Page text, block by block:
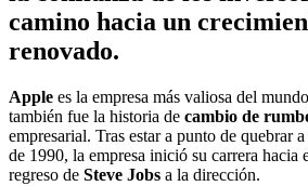
camino hacia un
renovado.
Apple es la empresa más valiosa del
también fue la historia de cambio de
empresarial. Tras estar a punto de quebrar
de 1990, la empresa inició su carrera hacia
regreso de Steve Jobs a la dirección.